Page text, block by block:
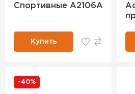
Спортивные A2106A
Купить
-40%